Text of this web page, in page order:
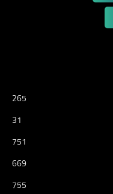
265
31
751
669
755